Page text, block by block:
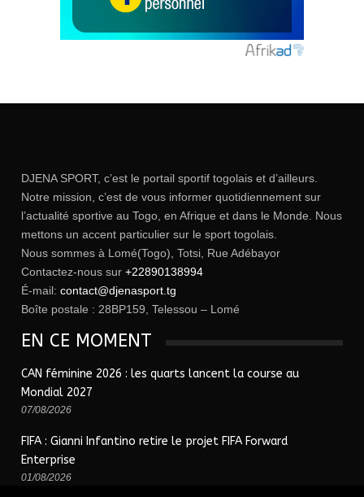
DJENA SPORT, c’est le portail sportif togolais et d’ailleurs.
Notre mission, c’est de vous informer quotidiennement sur
l’actualité sportive au Togo, en Afrique et dans le Monde. Nous
mettons un accent particulier sur le sport togolais.
Nous sommes à Lomé(Togo), Totsi, Rue Adébayor
Contactez-nous sur +22890138994
É-mail: contact@djenasport.tg
Boîte postale : 28BP159, Telessou – Lomé
EN CE MOMENT
CAN féminine 2026 : les quarts lancent la course au
Mondial 2027
07/08/2026
FIFA : Gianni Infantino retire le projet FIFA Forward
Enterprise
01/08/2026